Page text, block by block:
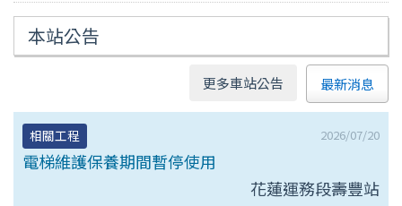
本站公告
更多車站公告 最新消息
相關工程 2026/07/20
電梯維護保養期間暫停使用
花蓮運務段壽豐站